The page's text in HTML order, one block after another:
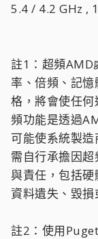
5.4 / 4.2 GHz ,
註1：超頻AMD
率、倍頻、記
格，將會使任
頻功能是透過
可能使系統製
需自行承擔因
與責任，包括
資料遺失、毀
註2：使用